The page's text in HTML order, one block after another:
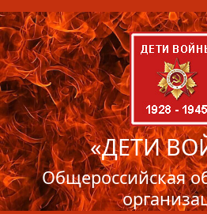
«ДЕТИ
Общероссийская